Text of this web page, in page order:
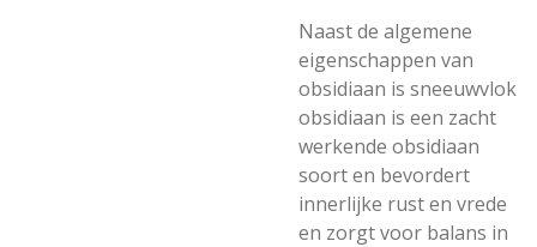
Naast de algemene
eigenschappen van
obsidiaan is sneeuwvlok
obsidiaan is een zacht
werkende obsidiaan
soort en bevordert
innerlijke rust en vrede
en zorgt voor balans in